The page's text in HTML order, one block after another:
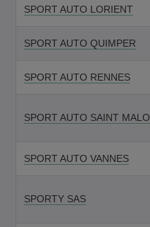
SPORT AUTO LORIENT
SPORT AUTO QUIMPER
SPORT AUTO RENNES
SPORT AUTO SAINT MALO
SPORT AUTO VANNES
SPORTY SAS